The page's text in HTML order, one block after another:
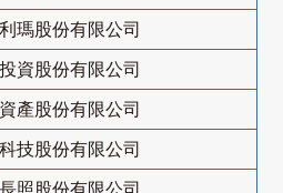
瑪股份有限公司
資股份有限公司
產股份有限公司
技股份有限公司
照股份有限公司